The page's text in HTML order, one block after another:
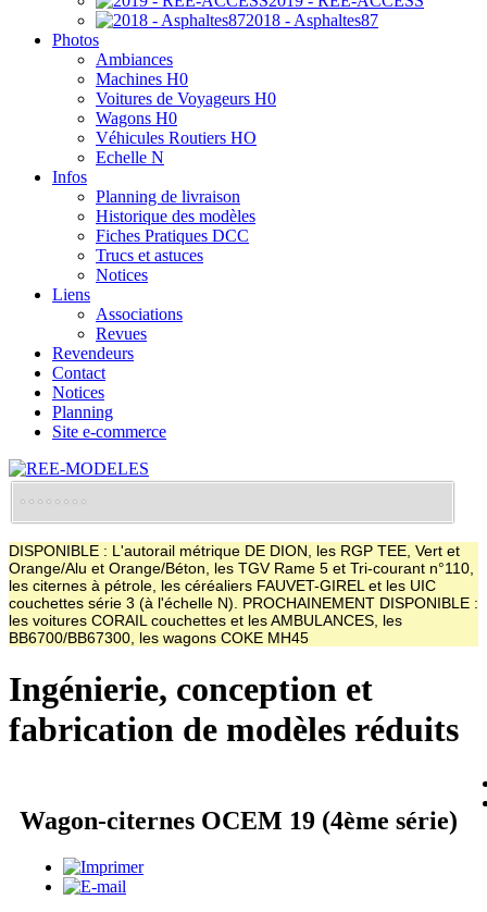
2018 - Asphaltes87
Photos
Ambiances
Machines H0
Voitures de Voyageurs H0
Wagons H0
Véhicules Routiers HO
Echelle N
Infos
Planning de livraison
Historique des modèles
Fiches Pratiques DCC
Trucs et astuces
Notices
Liens
Associations
Revues
Revendeurs
Contact
Notices
Planning
Site e-commerce
DISPONIBLE : L'autorail métrique DE DION, les RGP TEE, Vert et
Orange/Alu et Orange/Béton, les TGV Rame 5 et Tri-courant n°110,
les citernes à pétrole, les céréaliers FAUVET-GIREL et les UIC
couchettes série 3 (à l'échelle N). PROCHAINEMENT DISPONIBLE :
les voitures CORAIL couchettes et les AMBULANCES, les
BB6700/BB67300, les wagons COKE MH45
Ingénierie, conception et
fabrication de modèles réduits
Wagon-citernes OCEM 19 (4ème série)